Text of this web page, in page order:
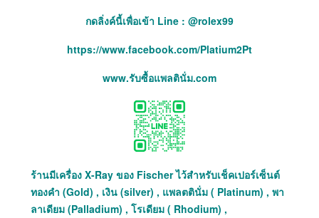
กดลิ่งค์นี้เพื่อเข้า Line : @rolex99
https://www.facebook.com/Platium2Pt
www.รับซื้อแพลตินั่ม.com
ร้านมีเครื่อง X-Ray ของ Fischer ไว้สำหรับเช็คเปอร์เซ็นต์
ทองคำ (Gold) , เงิน (silver) , แพลตตินั่ม ( Platinum) , พา
ลาเดียม (Palladium) , โรเดียม ( Rhodium) ,